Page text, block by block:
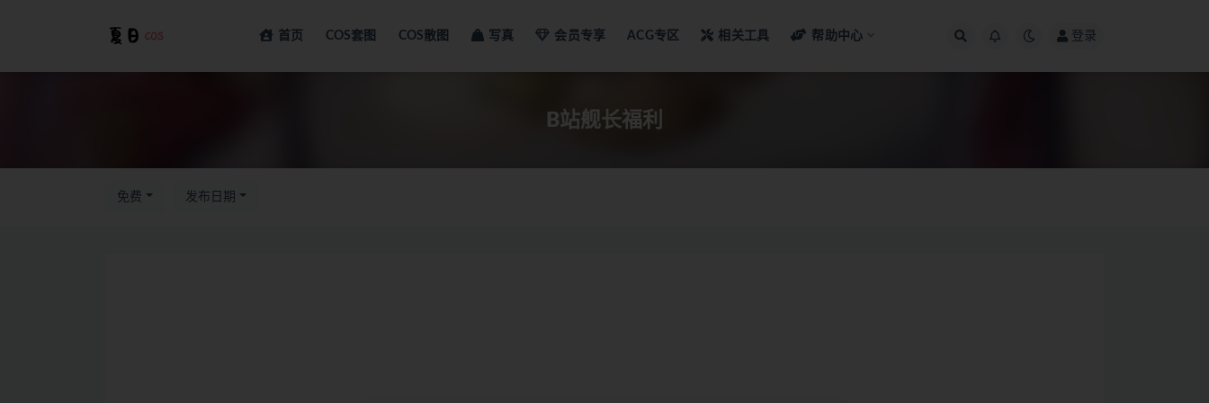
首页 COS套图 COS散图 写真 会员专享 ACG专区 相关工具 帮助中心 登录
B站舰长福利
免费 发布日期